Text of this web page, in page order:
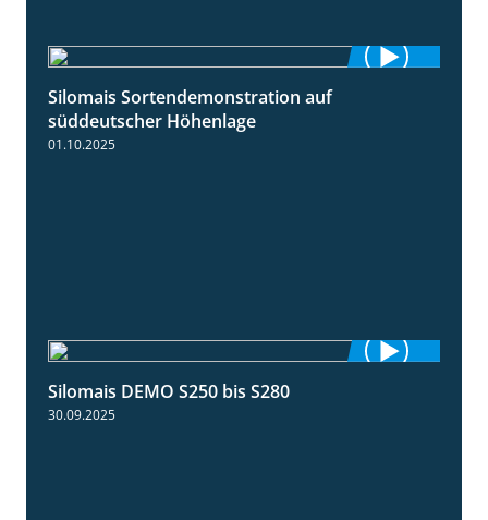
Silomais Sortendemonstration auf
süddeutscher Höhenlage
01.10.2025
Silomais DEMO S250 bis S280
30.09.2025